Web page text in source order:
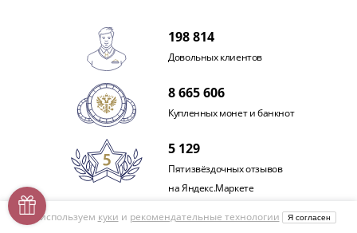
198 814
Довольных клиентов
8 665 606
Купленных монет и банкнот
5 129
Пятизвёздочных отзывов
на Яндекс.Маркете
Мы используем куки и рекомендательные технологии Я согласен